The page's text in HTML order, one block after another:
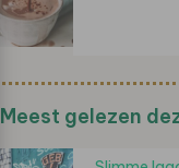
Meest gelezen